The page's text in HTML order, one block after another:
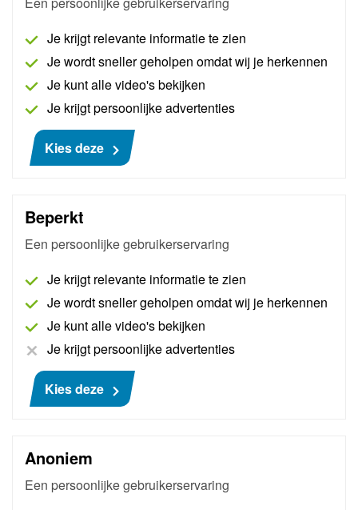
Je krijgt relevante informatie te zien
Je wordt sneller geholpen omdat wij je herkennen
Je kunt alle video's bekijken
Je krijgt persoonlijke advertenties
Kies deze
Beperkt
Een persoonlijke gebruikerservaring
Je krijgt relevante informatie te zien
Je wordt sneller geholpen omdat wij je herkennen
Je kunt alle video's bekijken
Je krijgt persoonlijke advertenties
Kies deze
Anoniem
Een persoonlijke gebruikerservaring
btw (21%)
Totaal (incl.btw)
In de winkelwagen
Interessant voor jou
Online Pass Thru Training VAG